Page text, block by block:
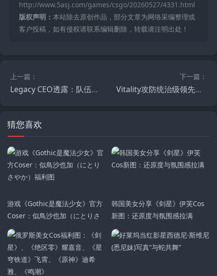
http://www.5asj.com/games/csgo/20260527/4331.html
版权声明： 本站除去原创作品，部分文章为网络采编整理或
客户投稿，如有侵权请联系编辑删除，转载请注明出处！
上一篇：
Legacy CEO透露：队伍曾差点签下fer，arT只是备选项
下一篇：
Vitality攻防统治级领先！科隆Major前战队CT/T方胜率榜单出炉，TYLOO T方跻身第八
猜您喜欢
游戏《Gothic是魔法少女》官方
Coser：似鳥沙也加（にとりさ
やか）福利图
韩国美女分享《剑星》伊芙Cos
新图：还原度与氛围感拉满